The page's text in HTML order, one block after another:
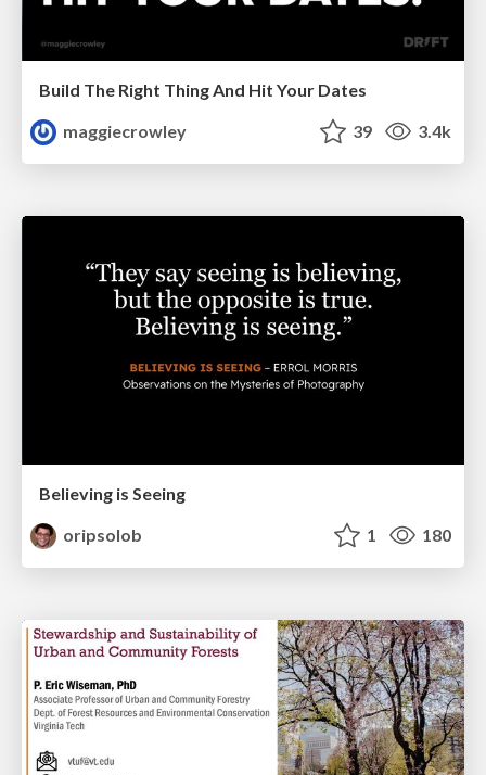
Build The Right Thing And Hit Your Dates
maggiecrowley
39 3.4k
Believing is Seeing
oripsolob
1 180